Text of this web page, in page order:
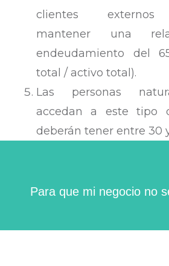
clientes externos
mantener una
endeudamiento del
total / activo total).
Las personas
accedan a este tipo
deberán tener entre 30
Para que mi negocio no